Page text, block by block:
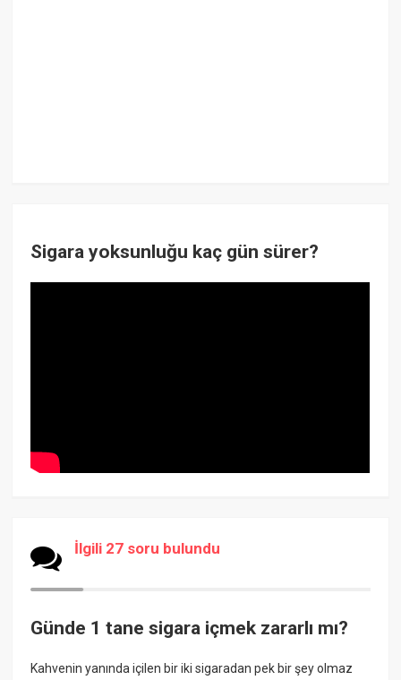
Sigara yoksunluğu kaç gün sürer?
İlgili 27 soru bulundu
Günde 1 tane sigara içmek zararlı mı?
Kahvenin yanında içilen bir iki sigaradan pek bir şey olmaz